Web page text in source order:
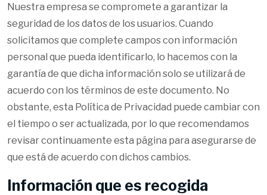
Nuestra empresa se compromete a garantizar la
seguridad de los datos de los usuarios. Cuando
solicitamos que complete campos con información
personal que pueda identificarlo, lo hacemos con la
garantía de que dicha información solo se utilizará de
acuerdo con los términos de este documento. No
obstante, esta Política de Privacidad puede cambiar con
el tiempo o ser actualizada, por lo que recomendamos
revisar continuamente esta página para asegurarse de
que está de acuerdo con dichos cambios.
Información que es recogida